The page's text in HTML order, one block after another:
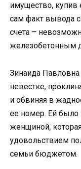
имущество, купив
сам факт вывода
счета –
железобетонным
Зинаида
невестке,
и обвиняя в
ее номер. Ей было
женщиной,
удовольствием
семьи бюджетом.